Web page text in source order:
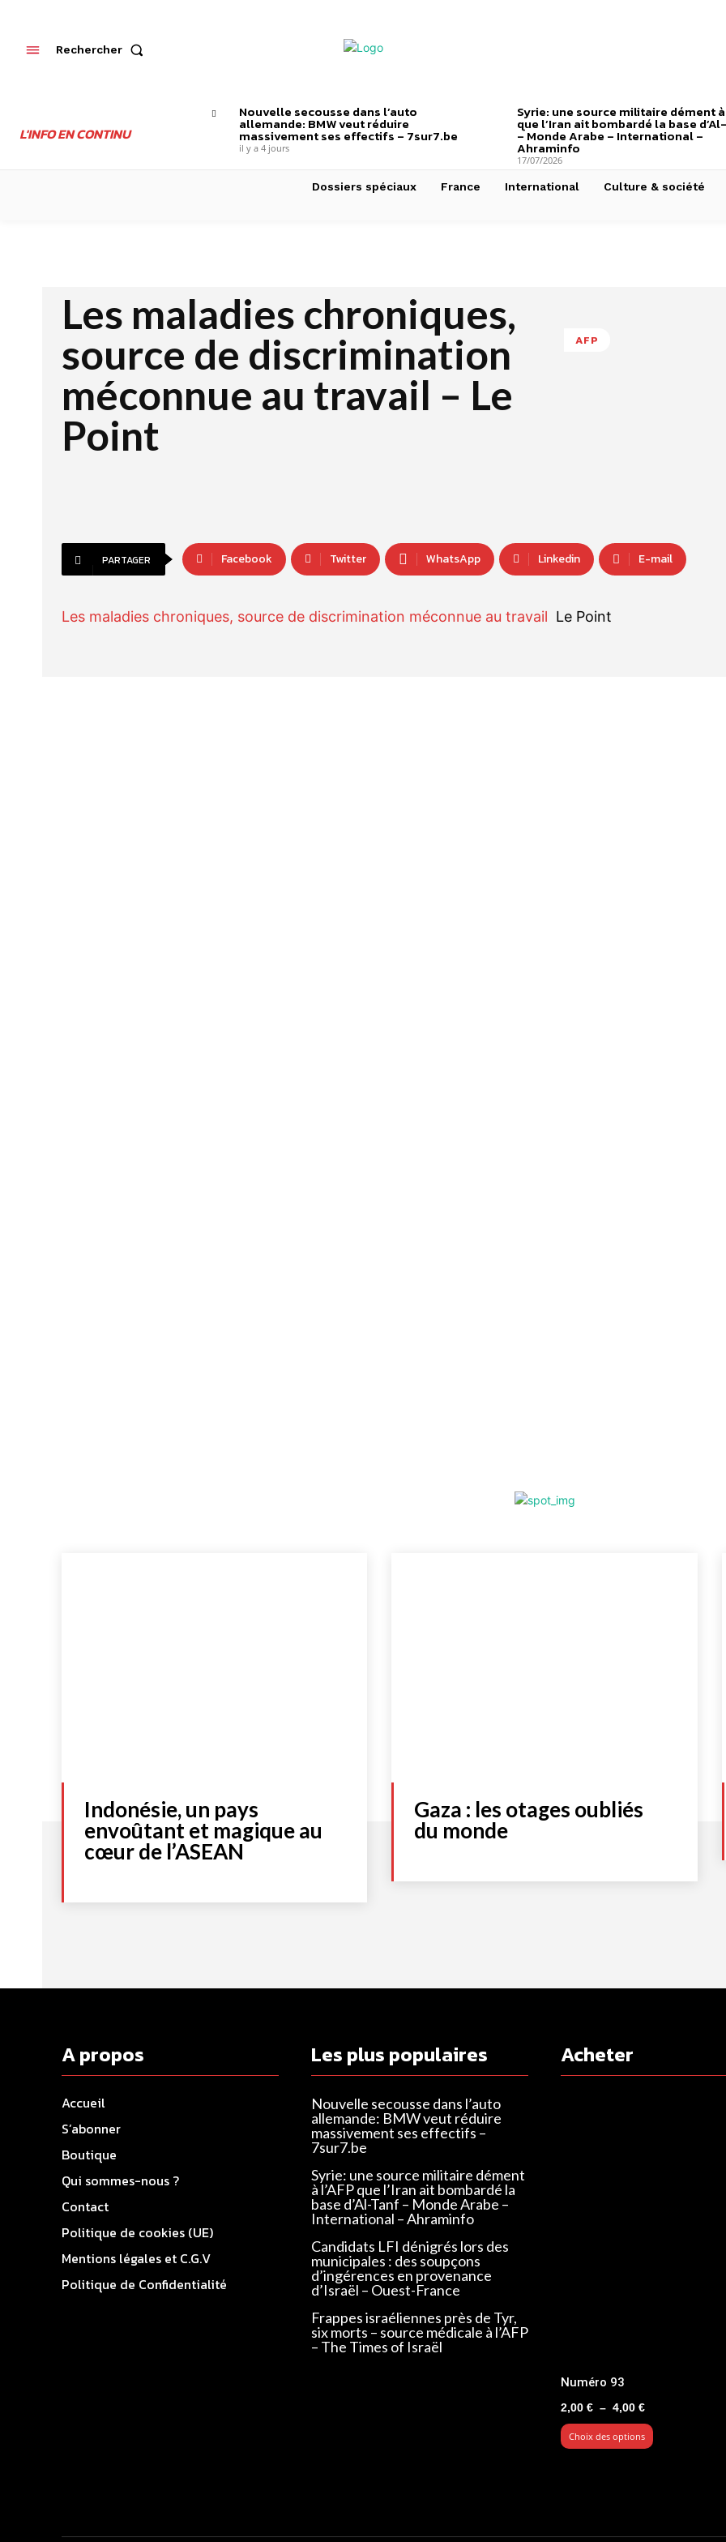
Rechercher
L'INFO EN CONTINU
Nouvelle secousse dans l’auto
allemande: BMW veut réduire
massivement ses effectifs – 7sur7.be
il y a 4 jours
Syrie: une source militaire dément à
que l’Iran ait bombardé la base
– Monde Arabe – International –
Ahraminfo
17/07/2026
Dossiers spéciaux France International Culture & société
Les maladies chroniques,
source de discrimination
méconnue au travail – Le
Point
AFP
PARTAGER Facebook Twitter WhatsApp Linkedin E-mail
Les maladies chroniques, source de discrimination méconnue au travail Le Point
Indonésie, un pays
envoûtant et magique au
cœur de l’ASEAN
Gaza : les otages oubliés
du monde
A propos
Accueil
S’abonner
Boutique
Qui sommes-nous ?
Contact
Politique de cookies (UE)
Mentions légales et C.G.V
Politique de Confidentialité
Les plus populaires
Nouvelle secousse dans l’auto
allemande: BMW veut réduire
massivement ses effectifs –
7sur7.be
Syrie: une source militaire dément
à l’AFP que l’Iran ait bombardé la
base d’Al-Tanf – Monde Arabe –
International – Ahraminfo
Candidats LFI dénigrés lors des
municipales : des soupçons
d’ingérences en provenance
d’Israël – Ouest-France
Frappes israéliennes près de Tyr,
six morts – source médicale à l’AFP
– The Times of Israël
Acheter
Numéro 93
2,00 € – 4,00 €Plage
de
prix :
Choix des options